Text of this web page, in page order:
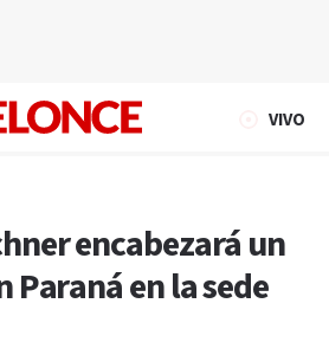
VIVO
encabezará un
Paraná en la sede